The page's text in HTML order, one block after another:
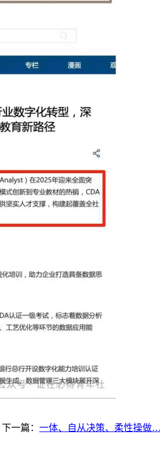
下一篇： 一体、自从决策、柔性操